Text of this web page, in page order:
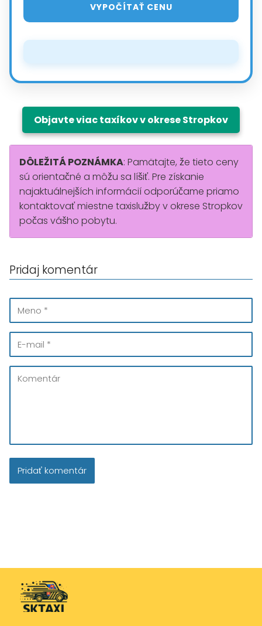
VYPOČÍTAŤ CENU
Objavte viac taxíkov v okrese Stropkov
DÔLEŽITÁ POZNÁMKA: Pamätajte, že tieto ceny
sú orientačné a môžu sa líšiť. Pre získanie
najaktuálnejších informácií odporúčame priamo
kontaktovať miestne taxislužby v okrese Stropkov
počas vášho pobytu.
Pridaj komentár